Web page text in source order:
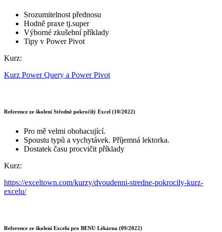
Srozumitelnost přednosu
Hodně praxe tj.super
Výborné zkušební příklady
Tipy v Power Pivot
Kurz:
Kurz Power Query a Power Pivot
Reference ze školení Středně pokročilý Excel (10/2022)
Pro mě velmi obohacující.
Spoustu typů a vychytávek. Příjemná lektorka.
Dostatek času procvičit příklady
Kurz:
https://exceltown.com/kurzy/dvoudenni-stredne-pokrocily-kurz-
excelu/
Reference ze školení Excelu pro BENU Lékárna (09/2022)